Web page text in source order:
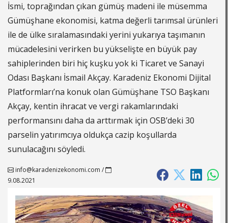
İsmi, toprağından çıkan gümüş madeni ile müsemma
Gümüşhane ekonomisi, katma değerli tarımsal ürünleri
ile de ülke sıralamasındaki yerini yukarıya taşımanın
mücadelesini verirken bu yükselişte en büyük pay
sahiplerinden biri hiç kuşku yok ki Ticaret ve Sanayi
Odası Başkanı İsmail Akçay. Karadeniz Ekonomi Dijital
Platformları’na konuk olan Gümüşhane TSO Başkanı
Akçay, kentin ihracat ve vergi rakamlarındaki
performansını daha da arttırmak için OSB’deki 30
parselin yatırımcıya oldukça cazip koşullarda
sunulacağını söyledi.
info@karadenizekonomi.com /
9.08.2021